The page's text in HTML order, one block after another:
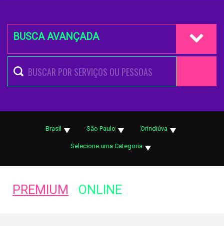
BUSCA AVANÇADA
Brasil São Paulo Orindiúva
Selecione uma Categoria
PREMIUM ONLINE